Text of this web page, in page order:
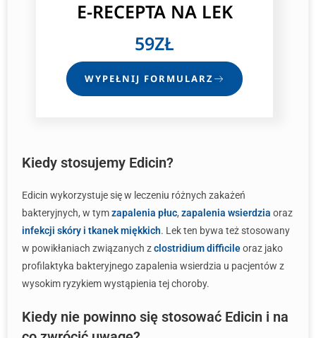
E-RECEPTANA LEK
59ZŁ
WYPEŁNIJ FORMULARZ
Kiedy stosujemy Edicin?
Edicin wykorzystuje się w leczeniu różnych zakażeń
bakteryjnych, w tymzapalenia płuc, zapalenia wsierdzia oraz
infekcji skóry i tkanek miękkich. Lek ten bywa też stosowany
w powikłaniach związanych zclostridium difficileoraz jako
profilaktyka bakteryjnego zapalenia wsierdzia u pacjentów z
wysokim ryzykiem wystąpienia tej choroby.
Kiedy nie powinno się stosować Edicin i na